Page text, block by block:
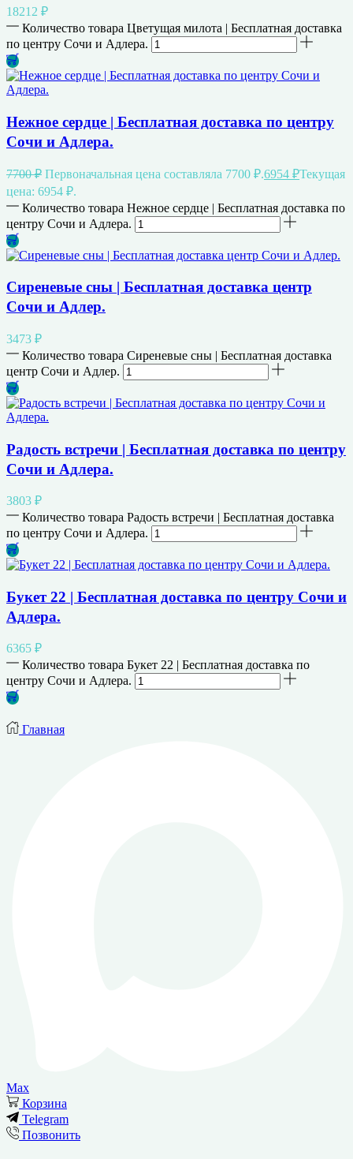
18212 ₽
Количество товара Цветущая милота | Бесплатная доставка
по центру Сочи и Адлера.
Нежное сердце | Бесплатная доставка по центру
Сочи и Адлера.
7700₽ Первоначальная цена составляла 7700 ₽.6954 ₽Текущая
цена: 6954 ₽.
Количество товара Нежное сердце | Бесплатная доставка по
центру Сочи и Адлера.
Сиреневые сны | Бесплатная доставка центр
Сочи и Адлер.
3473 ₽
Количество товара Сиреневые сны | Бесплатная доставка
центр Сочи и Адлер.
Радость встречи | Бесплатная доставка по центру
Сочи и Адлера.
3803 ₽
Количество товара Радость встречи | Бесплатная доставка
по центру Сочи и Адлера.
Букет 22 | Бесплатная доставка по центру Сочи и
Адлера.
6365 ₽
Количество товара Букет 22 | Бесплатная доставка по
центру Сочи и Адлера.
Главная
Max
Корзина
Telegram
Позвонить